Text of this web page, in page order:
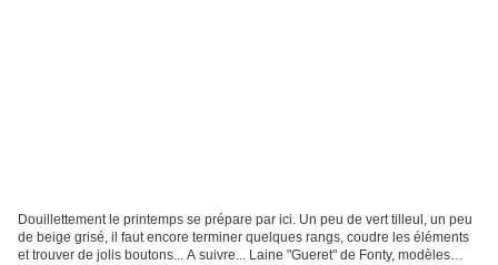
Douillettement le printemps se prépare par ici. Un peu de vert tilleul, un peu
de beige grisé, il faut encore terminer quelques rangs, coudre les éléments
et trouver de jolis boutons... A suivre... Laine "Gueret" de Fonty, modèles